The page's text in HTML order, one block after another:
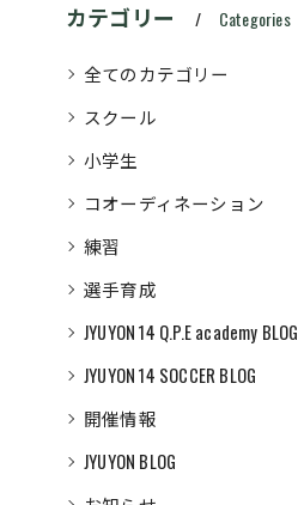
カテゴリー Categories
全てのカテゴリー
スクール
小学生
コオーディネーション
練習
選手育成
JYUYON 14 Q.P.E academy BLOG
JYUYON 14 SOCCER BLOG
開催情報
JYUYON BLOG